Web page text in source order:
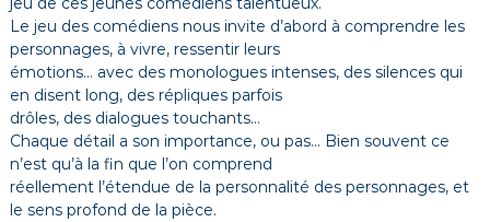
Le jeu des comédiens nous invite d’abord à comprendre les
personnages, à vivre, ressentir leurs
émotions… avec des monologues intenses, des silences qui
en disent long, des répliques parfois
drôles, des dialogues touchants…
Chaque détail a son importance, ou pas… Bien souvent ce
n’est qu’à la fin que l’on comprend
réellement l’étendue de la personnalité des personnages, et
le sens profond de la pièce.